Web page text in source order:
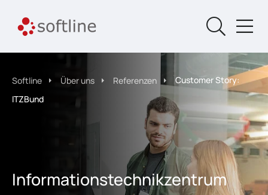
Softline Über uns Referenzen
Customer Story:
ITZBund
Informationstechnikzentrum